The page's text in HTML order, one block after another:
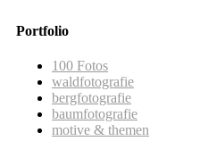
Portfolio
100 Fotos
waldfotografie
bergfotografie
baumfotografie
motive & themen